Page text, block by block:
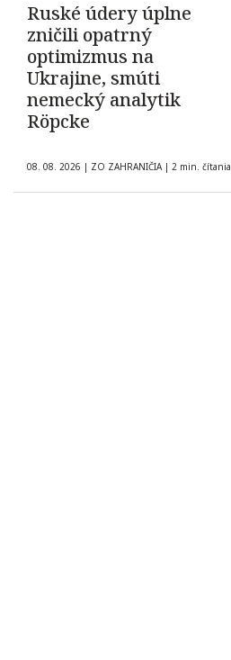
Ruské údery úplne
zničili opatrný
optimizmus na
Ukrajine, smúti
nemecký analytik
Röpcke
08. 08. 2026 | ZO ZAHRANIČIA | 2 min. čítania